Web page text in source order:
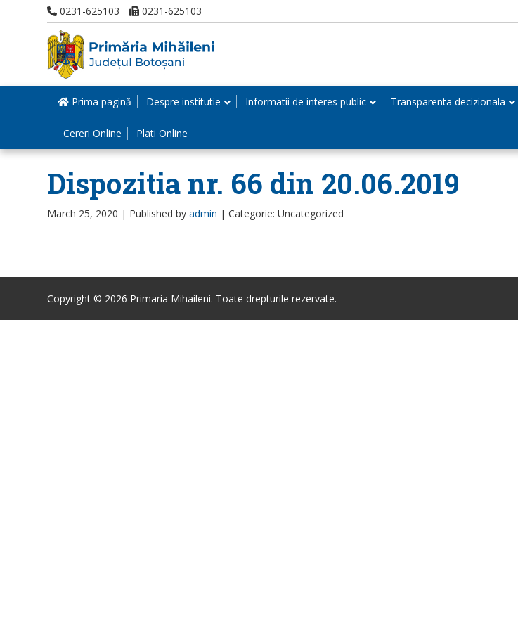
0231-625103 0231-625103
Prima pagină Despre institutie Informatii de interes public Transparenta decizionala
Cereri Online Plati Online
Dispozitia nr. 66 din 20.06.2019
March 25, 2020 | Published by admin | Categorie: Uncategorized
Copyright © 2026 Primaria Mihaileni. Toate drepturile rezervate.